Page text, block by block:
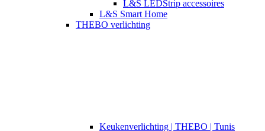
L&S LEDStrip accessoires
L&S Smart Home
THEBO verlichting
​​Keukenverlichting | THEBO | Tunis